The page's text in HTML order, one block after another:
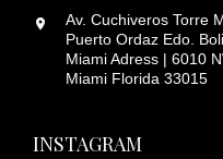
Av. Cuchiveros Torre
Puerto Ordaz Edo.
Miami Adress | 6010
Miami Florida 33015
INSTAGRAM